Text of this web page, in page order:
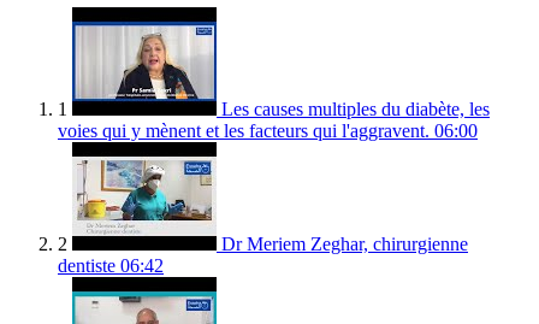
1
Les causes multiples du diabète, les
voies qui y mènent et les facteurs qui l'aggravent. 06:00
2
Dr Meriem Zeghar, chirurgienne
dentiste 06:42